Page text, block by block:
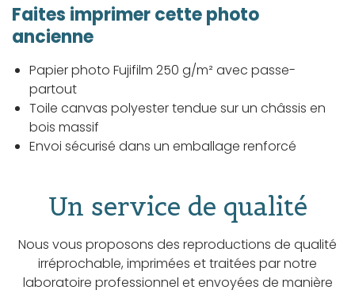
Faites imprimer cette photo
ancienne
Papier photo Fujifilm 250 g/m² avec passe-
partout
Toile canvas polyester tendue sur un châssis en
bois massif
Envoi sécurisé dans un emballage renforcé
Un service de qualité
Nous vous proposons des reproductions de qualité
irréprochable, imprimées et traitées par notre
laboratoire professionnel et envoyées de manière